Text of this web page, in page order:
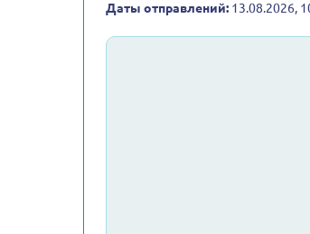
Даты отправлений: 13.08.2026,